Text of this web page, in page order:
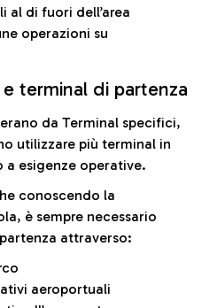
al di fuori dell’area
operazioni su
terminal di partenza
da Terminal specifici,
utilizzare più terminal in
a esigenze operative.
conoscendo la
è sempre necessario
attraverso:
aeroportuali